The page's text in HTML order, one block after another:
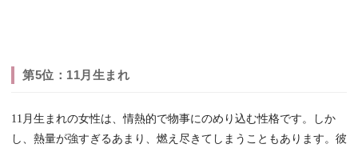
第5位：11月生まれ
11月生まれの女性は、情熱的で物事にのめり込む性格です。しか
し、熱量が強すぎるあまり、燃え尽きてしまうこともあります。彼